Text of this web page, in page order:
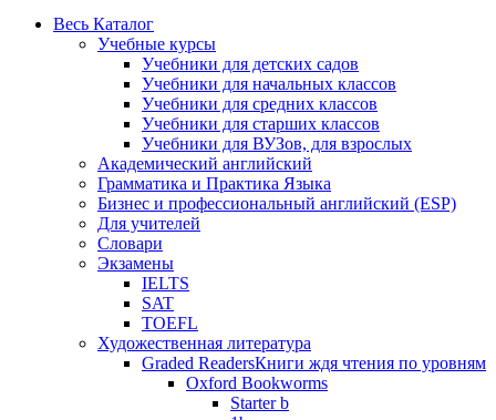
Весь Каталог
Учебные курсы
Учебники для детских садов
Учебники для начальных классов
Учебники для средних классов
Учебники для старших классов
Учебники для ВУЗов, для взрослых
Академический английский
Грамматика и Практика Языка
Бизнес и профессиональный английский (ESP)
Для учителей
Словари
Экзамены
IELTS
SAT
TOEFL
Художественная литература
Graded ReadersКниги ждя чтения по уровням
Oxford Bookworms
Starter b